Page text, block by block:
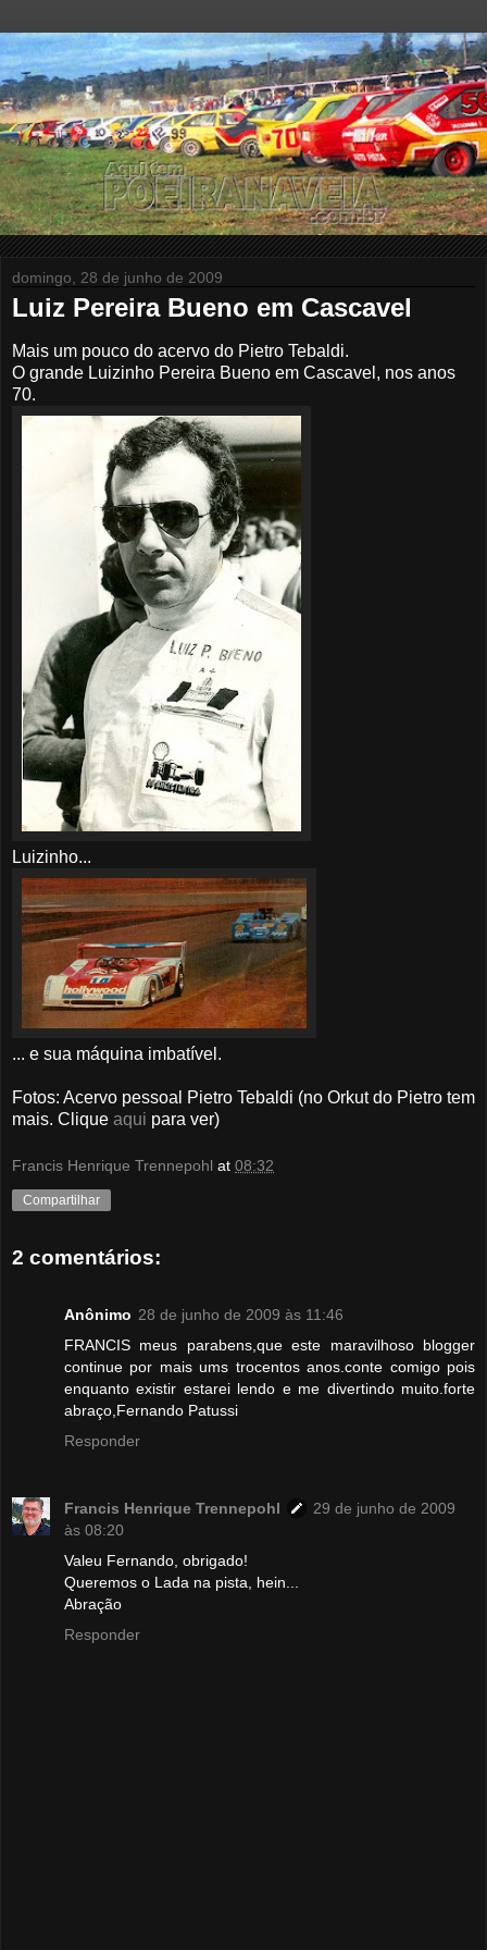
domingo, 28 de junho de 2009
Luiz Pereira Bueno em Cascavel
Mais um pouco do acervo do Pietro Tebaldi.
O grande Luizinho Pereira Bueno em Cascavel, nos anos
70.
Luizinho...
... e sua máquina imbatível.
Fotos: Acervo pessoal Pietro Tebaldi (no Orkut do Pietro tem
mais. Clique aqui para ver)
Francis Henrique Trennepohl at 08:32
Compartilhar
2 comentários:
Anônimo 28 de junho de 2009 às 11:46
FRANCIS meus parabens,que este maravilhoso blogger
continue por mais ums trocentos anos.conte comigo pois
enquanto existir estarei lendo e me divertindo muito.forte
abraço,Fernando Patussi
Responder
Francis Henrique Trennepohl
29 de junho de 2009
às 08:20
Valeu Fernando, obrigado!
Queremos o Lada na pista, hein...
Abração
Responder